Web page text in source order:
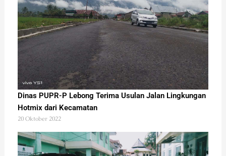
Dinas PUPR-P Lebong Terima Usulan Jalan Lingkungan
Hotmix dari Kecamatan
20 Oktober 2022